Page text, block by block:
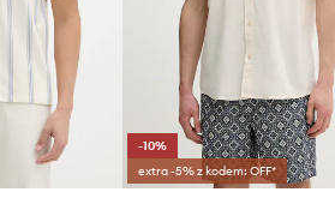
-10%
extra -5% z kodem: OFF*